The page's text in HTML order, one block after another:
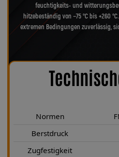
feuchtigkeits- und
hitzebeständig von −75 °C bis +260
extremen Bedingungen zuverlässig,
Normen
Berstdruck
Zugfestigkeit